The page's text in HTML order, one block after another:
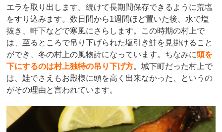
エラを取り出します。続けて長期間保存できるように荒塩
をすり込みます。数日間から1週間ほど置いた後、水で塩
抜き、軒下などで寒風にさらします。この時期の村上で
は、至るところで吊り下げられた塩引き鮭を見掛けること
ができ、冬の村上の風物詩になっています。ちなみに頭を
下にするのは村上独特の吊り下げ方。城下町だった村上で
は、鮭でさえもお殿様に頭を高く出来なかった、というの
がその理由と言われています。